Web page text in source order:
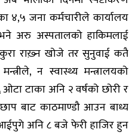
४,५ जना कर्मचारीले कार्यालय
अरु अस्पतालको हाकिमलाई
राख़्न खोजे तर सुनुवाई कतै
न स्वास्थ्य मन्त्रालयको
टाका अनि २ वर्षको छोरी र
बाट काठमाण्डौ आउन बाध्य
अनि ८ बजे फेरी हाजिर हुन